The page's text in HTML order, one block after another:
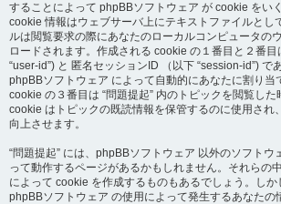
することによって phpBBソフトウェア が cookie をい
cookie 情報はウェブサーバ上にテキストファイルとし
ルは閲覧要求の際にあなたのローカルコンピュータの
ロードされます。作成される cookie の１番目と２番
“user-id”) と 匿名セッションID （以下 “session-id”) で
phpBBソフトウェア によって自動的にあなたに割り当
cookie の３番目は “問題提起” 内のトピックを閲覧し
cookie はトピックの既読情報を保管するのに使用され
向上させます。
“問題提起” には、phpBBソフトウェア 以外のソフトウ
って動作するページがあるかもしれません。それらの
によって cookie を作成するものもあるでしょう。し
phpBBソフトウェア の使用によって発生するあなたの